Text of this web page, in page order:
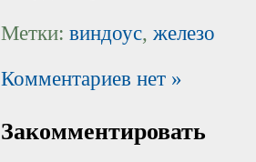
Метки: виндоус, железо
Комментариев нет »
Закомментировать